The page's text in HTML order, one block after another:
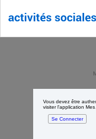
Vous devez être
visiter l'application Mes
Se Connecter
Revenir